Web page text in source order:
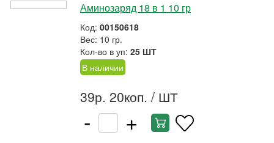
Аминозаряд 18 в 1 10 гр
Код: 00150618
Вес: 10 гр.
Кол-во в уп: 25 ШТ
В наличии
39р. 20коп. / ШТ
- +